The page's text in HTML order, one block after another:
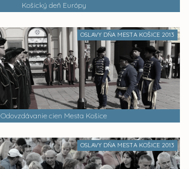
Košický deň Európy
OSLAVY DŇA MESTA KOŠICE 2013
Odovzdávanie cien Mesta Košice
OSLAVY DŇA MESTA KOŠICE 2013